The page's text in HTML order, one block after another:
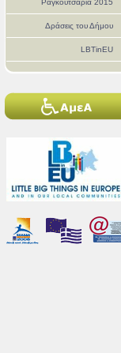
Ραγκουτσάρια 2015
Δράσεις του Δήμου
LBTinEU